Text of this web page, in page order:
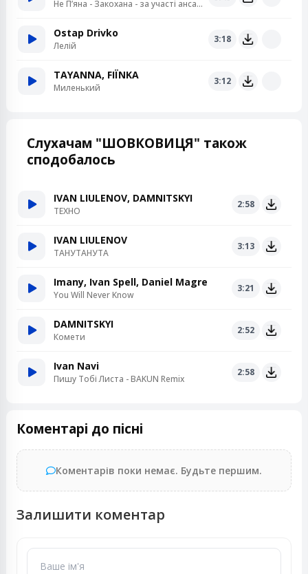
Не Пʼяна - Закохана - за участі ансамблю «Кралиця»
Ostap Drivko
Лелій
3:18
TAYANNA, FIЇNKA
Миленький
3:12
Слухачам "ШОВКОВИЦЯ" також
сподобалось
IVAN LIULENOV, DAMNITSKYI
ТЕХНО
2:58
IVAN LIULENOV
ТАНУТАНУТА
3:13
Imany, Ivan Spell, Daniel Magre
You Will Never Know
3:21
DAMNITSKYI
Комети
2:52
Ivan Navi
Пишу Тобі Листа - BAKUN Remix
2:58
Коментарі до пісні
Коментарів поки немає. Будьте першим.
Залишити коментар